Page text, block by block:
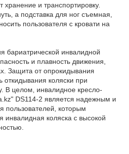
и транспортировку.
а подставка для ног съемная,
пользователя с кровати на
бариатрической инвалидной
и плавность движения,
Защита от опрокидывания
откидывания коляски при
В целом, инвалидное кресло-
DS114-2 является надежным и
которым
инвалидная коляска с высокой